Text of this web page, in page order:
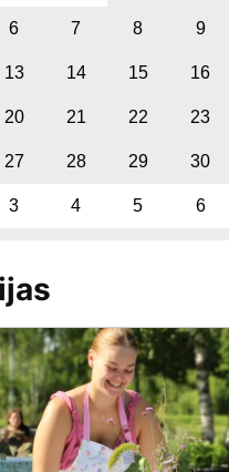
6 7 8 9
13 14 15 16
20 21 22 23
27 28 29 30
3 4 5 6